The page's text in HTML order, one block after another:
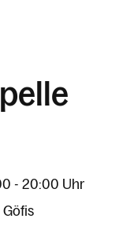
- 20:00 Uhr
Göfis